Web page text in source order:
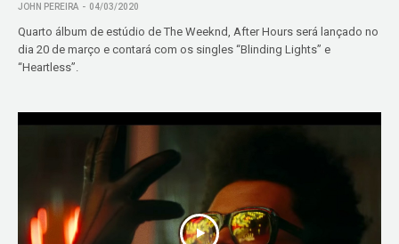
JOHN PEREIRA 04/03/2020
Quarto álbum de estúdio de The Weeknd, After Hours será lançado no
dia 20 de março e contará com os singles “Blinding Lights” e
“Heartless”.